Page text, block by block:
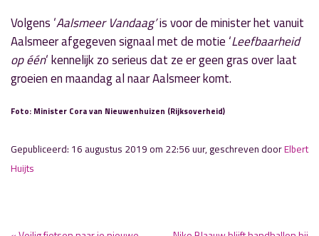
Volgens ‘Aalsmeer Vandaag’is voor de minister het vanuit
Aalsmeer afgegeven signaal met de motie ‘Leefbaarheid
op één‘ kennelijk zo serieus dat ze er geen gras over laat
groeien en maandag al naar Aalsmeer komt.
Foto: Minister Cora van Nieuwenhuizen (Rijksoverheid)
Gepubliceerd: 16 augustus 2019 om 22:56 uur, geschreven doorElbert
Huijts